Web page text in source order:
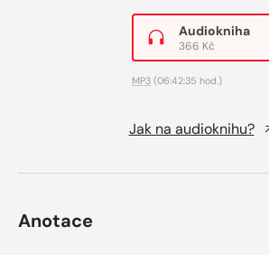
Audiokniha
366 Kč
MP3 (06:42:35 hod.)
Jak na audioknihu?
Anotace